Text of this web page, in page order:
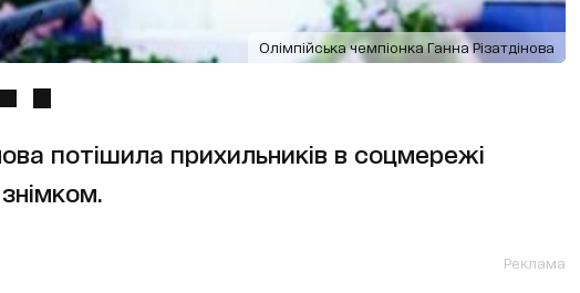
Олімпійська чемпіонка Ганна Різатдінова
потішила прихильників в соцмережі
Реклама